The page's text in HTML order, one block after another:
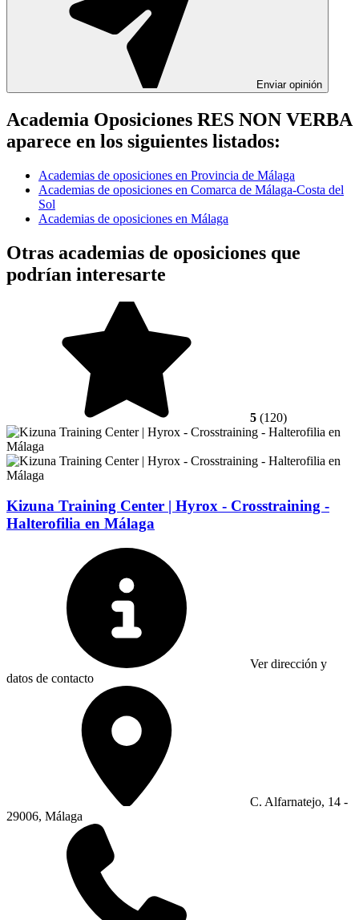
Enviar opinión
Academia Oposiciones RES NON VERBA
aparece en los siguientes listados:
Academias de oposiciones en Provincia de Málaga
Academias de oposiciones en Comarca de Málaga-Costa del
Sol
Academias de oposiciones en Málaga
Otras academias de oposiciones que
podrían interesarte
5 (120)
Kizuna Training Center | Hyrox - Crosstraining -
Halterofilia en Málaga
Ver dirección y
datos de contacto
C. Alfarnatejo, 14 -
29006, Málaga